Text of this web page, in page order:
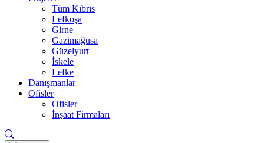
Tüm Kıbrıs
Lefkoşa
Girne
Gazimağusa
Güzelyurt
İskele
Lefke
Danışmanlar
Ofisler
Ofisler
İnşaat Firmaları